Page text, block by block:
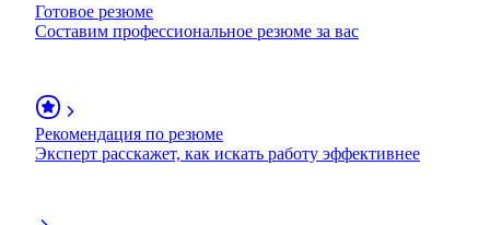
Готовое резюме
Составим профессиональное резюме за вас
Рекомендация по резюме
Эксперт расскажет, как искать работу эффективнее